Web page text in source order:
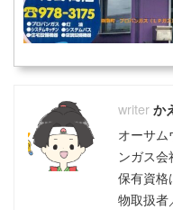
か
オーサ
ンガス会
保有資格
物取扱者